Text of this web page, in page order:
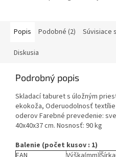
Popis Podobné (2) Súvisiace
Diskusia
Podrobný popis
Skladací taburet s úložným
ekokoža, Oderuodolnosť
oderov Farebné prevedenie:
40x40x37 cm. Nosnosť: 90 kg
Balenie (počet kusov : 1)